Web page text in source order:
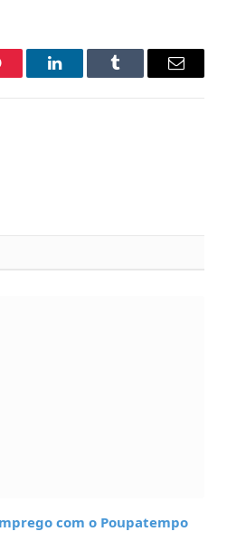
LinkedInTumblr Email
com o Poupatempo